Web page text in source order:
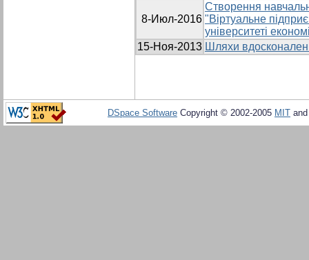
8-Июл-2016
Створення
"Віртуальне
університеті
15-Ноя-2013 Шляхи
DSpace Software Copyright © 2002-2005 MIT